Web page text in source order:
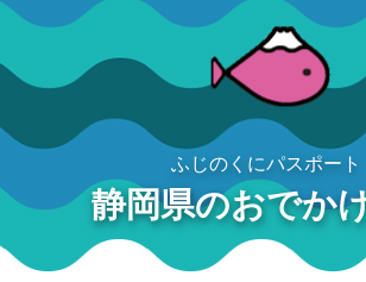
ふじのくにパスポート
静岡県のおでか